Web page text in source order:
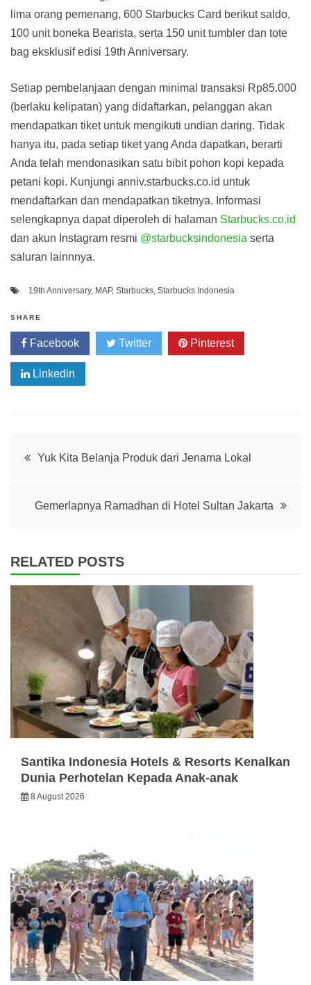
lima orang pemenang, 600 Starbucks Card berikut saldo,
100 unit boneka Bearista, serta 150 unit tumbler dan tote
bag eksklusif edisi 19th Anniversary.
Setiap pembelanjaan dengan minimal transaksi Rp85.000
(berlaku kelipatan) yang didaftarkan, pelanggan akan
mendapatkan tiket untuk mengikuti undian daring. Tidak
hanya itu, pada setiap tiket yang Anda dapatkan, berarti
Anda telah mendonasikan satu bibit pohon kopi kepada
petani kopi. Kunjungi anniv.starbucks.co.id untuk
mendaftarkan dan mendapatkan tiketnya. Informasi
selengkapnya dapat diperoleh di halaman Starbucks.co.id
dan akun Instagram resmi @starbucksindonesia serta
saluran lainnnya.
19th Anniversary, MAP, Starbucks, Starbucks Indonesia
SHARE
Facebook Twitter Pinterest
Linkedin
Post
Yuk Kita Belanja Produk dari Jenama Lokal
Gemerlapnya Ramadhan di Hotel Sultan Jakarta
RELATED POSTS
Santika Indonesia Hotels & Resorts Kenalkan
Dunia Perhotelan Kepada Anak-anak
8 August 2026